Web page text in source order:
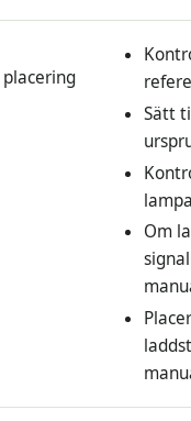
Sätt
Om